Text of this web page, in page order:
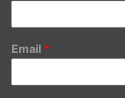
Email *